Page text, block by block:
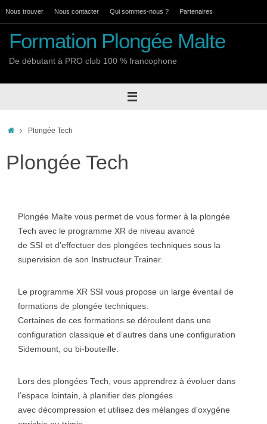
contenu
Nous trouver Nous contacter Qui sommes-nous ? Partenaires
Formation Plongée Malte
De débutant à PRO club 100 % francophone
AccueilPlongée Tech
Plongée Tech
Plongée Malte vous permet de vous former à la plongée
Tech avec le programme XR de niveau avancé
de SSI et d’effectuer des plongées techniques sous la
supervision de son Instructeur Trainer.
Le programme XR SSI vous propose un large éventail de
formations de plongée techniques.
Certaines de ces formations se déroulent dans une
configuration classique et d’autres dans une configuration
Sidemount, ou bi-bouteille.
Lors des plongées Tech, vous apprendrez à évoluer dans
l’espace lointain, à planifier des plongées
avec décompression et utilisez des mélanges d’oxygène